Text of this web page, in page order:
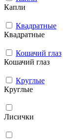
Капли
Квадратные
Квадратные
Кошачий глаз
Кошачий глаз
Круглые
Круглые
Лисички